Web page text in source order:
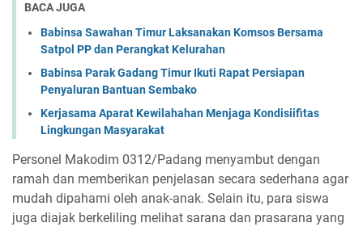
BACA JUGA
Babinsa Sawahan Timur Laksanakan Komsos Bersama
Satpol PP dan Perangkat Kelurahan
Babinsa Parak Gadang Timur Ikuti Rapat Persiapan
Penyaluran Bantuan Sembako
Kerjasama Aparat Kewilahahan Menjaga Kondisiifitas
Lingkungan Masyarakat
Personel Makodim 0312/Padang menyambut dengan
ramah dan memberikan penjelasan secara sederhana agar
mudah dipahami oleh anak-anak. Selain itu, para siswa
juga diajak berkeliling melihat sarana dan prasarana yang